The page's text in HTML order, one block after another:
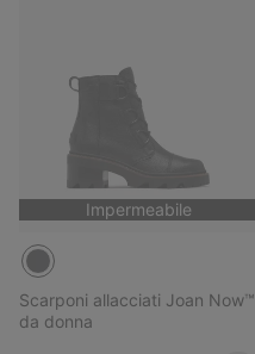
Impermeabile
Scarponi allacciati Joan Now™
da donna